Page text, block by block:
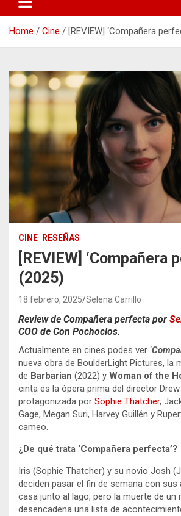
Home Cine [REVIEW] ‘Compañera
CINE RESEÑAS
[REVIEW] ‘Compañera
(2025)
18 febrero, 2025 Selena Carrillo
Review de Compañera perfecta por
COO de Con Pochoclos.
Actualmente en cines podes ver ‘
nueva obra de BoulderLight Pictures, la
de Barbarian (2022) y Woman of the
cinta es la ópera prima del director
protagonizada por Sophie Thatcher,
Gage, Megan Suri, Harvey Guillén y
cameo.
¿De qué trata ‘Compañera perfecta’?
Iris (Sophie Thatcher) y su novio Josh
deciden pasar el fin de semana con sus
casa junto al lago, pero la muerte de un
desencadena una lista de